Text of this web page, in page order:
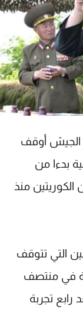
الجيش أوقف
بدءا من
الكوريتين منذ
التي تتوقف
في منتصف
في كانون الثاني 2016 بعد رابع تجربة